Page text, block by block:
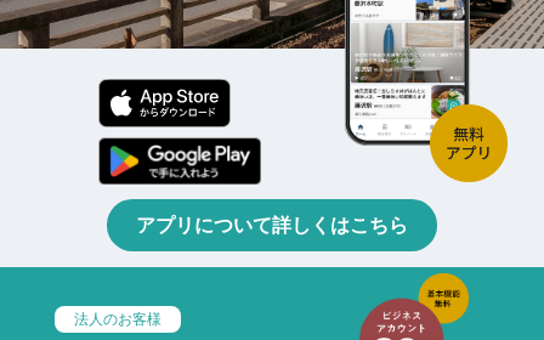
アプリについて詳しくはこちら
法人のお客様